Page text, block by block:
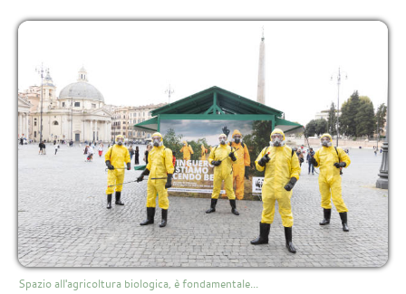
Spazio all'agricoltura biologica, è fondamentale...